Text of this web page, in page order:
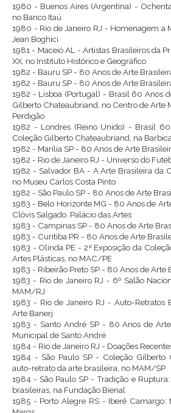
1980 - Buenos Aires (Argentina) -
no Banco Itaú
1980 - Rio de Janeiro RJ - Homenagem a
Jean Boghici
1981 - Maceió AL - Artistas Brasileiros da
XX, no Instituto Histórico e Geográfico
1982 - Bauru SP - 80 Anos de Arte
1982 - Bauru SP - 80 Anos de Arte
1982 - Lisboa (Portugal) - Brasil 60 Anos
Gilberto Chateaubriand, no Centro de Arte
Perdigão
1982 - Londres (Reino Unido) - Brasil
Coleção Gilberto Chateaubriand, na
1982 - Marília SP - 80 Anos de Arte
1982 - Rio de Janeiro RJ - Universo do
1982 - Salvador BA - A Arte Brasileira da
no Museu Carlos Costa Pinto
1982 - São Paulo SP - 80 Anos de Arte
1983 - Belo Horizonte MG - 80 Anos de
Clóvis Salgado. Palácio das Artes
1983 - Campinas SP - 80 Anos de Arte
1983 - Curitiba PR - 80 Anos de Arte
1983 - Olinda PE - 2ª Exposição da
Artes Plásticas, no MAC/PE
1983 - Ribeirão Preto SP - 80 Anos de Arte
1983 - Rio de Janeiro RJ - 6º Salão
MAM/RJ
1983 - Rio de Janeiro RJ - Auto-Retratos
Arte Banerj
1983 - Santo André SP - 80 Anos de
Municipal de Santo André
1984 - Rio de Janeiro RJ - Doações
1984 - São Paulo SP - Coleção Gilberto
auto-retrato da arte brasileira, no MAM/SP
1984 - São Paulo SP - Tradição e
brasileiras, na Fundação Bienal
1985 - Porto Alegre RS - Iberê Camargo: